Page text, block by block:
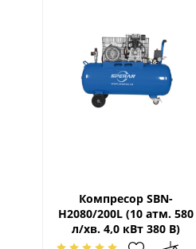
Компресор SBN-
Н2080/200L (10 атм. 580
л/хв. 4,0 кВт 380 В)